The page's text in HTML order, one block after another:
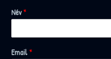
Név*
Email*